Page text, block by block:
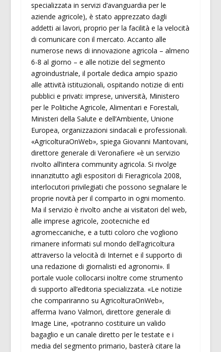
specializzata in servizi d’avanguardia per le
aziende agricole), è stato apprezzato dagli
addetti ai lavori, proprio per la facilità e la velocità
di comunicare con il mercato. Accanto alle
numerose news di innovazione agricola – almeno
6-8 al giorno – e alle notizie del segmento
agroindustriale, il portale dedica ampio spazio
alle attività istituzionali, ospitando notizie di enti
pubblici e privati: imprese, università, Ministero
per le Politiche Agricole, Alimentari e Forestali,
Ministeri della Salute e dell’Ambiente, Unione
Europea, organizzazioni sindacali e professionali.
«AgricolturaOnWeb», spiega Giovanni Mantovani,
direttore generale di Veronafiere «è un servizio
rivolto all’intera community agricola. Si rivolge
innanzitutto agli espositori di Fieragricola 2008,
interlocutori privilegiati che possono segnalare le
proprie novità per il comparto in ogni momento.
Ma il servizio è rivolto anche ai visitatori del web,
alle imprese agricole, zootecniche ed
agromeccaniche, e a tutti coloro che vogliono
rimanere informati sul mondo dell’agricoltura
attraverso la velocità di Internet e il supporto di
una redazione di giornalisti ed agronomi». Il
portale vuole collocarsi inoltre come strumento
di supporto all’editoria specializzata. «Le notizie
che compariranno su AgricolturaOnWeb»,
afferma Ivano Valmori, direttore generale di
Image Line, «potranno costituire un valido
bagaglio e un canale diretto per le testate e i
media del segmento primario, basterà citare la